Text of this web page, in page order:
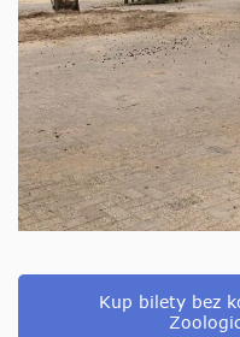
Kup bilety bez